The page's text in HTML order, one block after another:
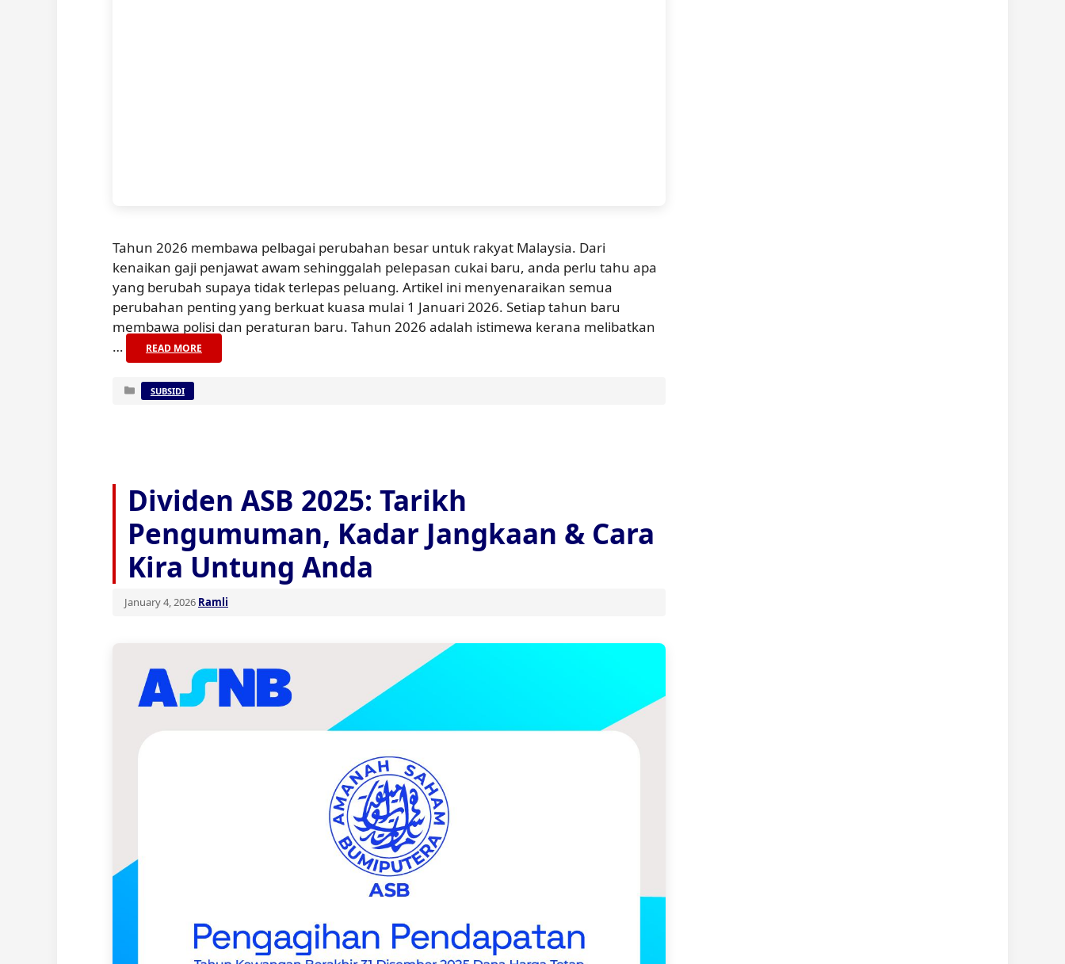
Tahun 2026 membawa pelbagai perubahan besar untuk rakyat Malaysia. Dari
kenaikan gaji penjawat awam sehinggalah pelepasan cukai baru, anda perlu tahu apa
yang berubah supaya tidak terlepas peluang. Artikel ini menyenaraikan semua
perubahan penting yang berkuat kuasa mulai 1 Januari 2026. Setiap tahun baru
membawa polisi dan peraturan baru. Tahun 2026 adalah istimewa kerana melibatkan
…
READ MORE
Categories
SUBSIDI
Dividen ASB 2025: Tarikh
Pengumuman, Kadar Jangkaan & Cara
Kira Untung Anda
January 4, 2026 Ramli